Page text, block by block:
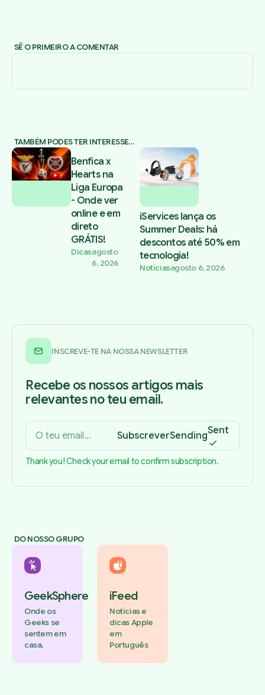
SÊ O PRIMEIRO A COMENTAR
TAMBÉM PODES TER INTERESSE…
Benfica x
Hearts na
Liga Europa
- Onde ver
online e em
direto
GRÁTIS!
Dicasagosto
6, 2026
iServices lança os
Summer Deals: há
descontos até 50% em
tecnologia!
Notíciasagosto 6, 2026
INSCREVE-TE NA NOSSA NEWSLETTER
Recebe os nossos artigos mais
relevantes no teu email.
SubscreverSendingSent
Thank you! Check your email to confirm subscription.
DO NOSSO GRUPO
GeekSphere
Onde os
Geeks se
sentem em
casa.
iFeed
Notícias e
dicas Apple
em
Português